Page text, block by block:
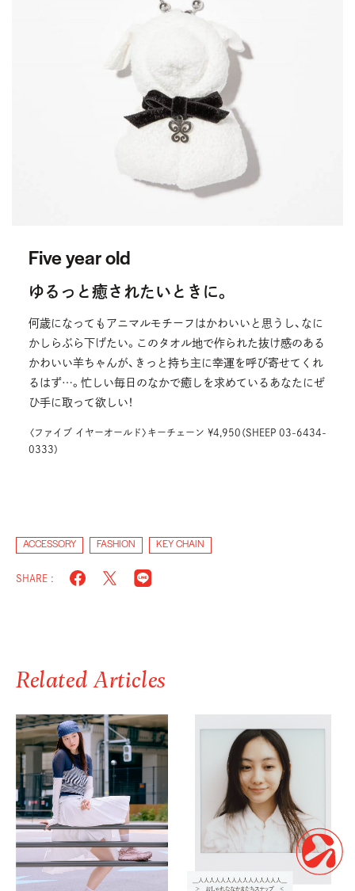
Five year old
ゆるっと癒されたいときに。
何歳になってもアニマルモチーフはかわいいと思うし、なに
かしらぶら下げたい。このタオル地で作られた抜け感のある
かわいい羊ちゃんが、きっと持ち主に幸運を呼び寄せてくれ
るはず…。忙しい毎日のなかで癒しを求めているあなたにぜ
ひ手に取って欲しい！
〈ファイブ イヤーオールド〉キーチェーン ¥4,950（SHEEP 03-6434-
0333）
ACCESSORY FASHION KEY CHAIN
SHARE :
Related Articles